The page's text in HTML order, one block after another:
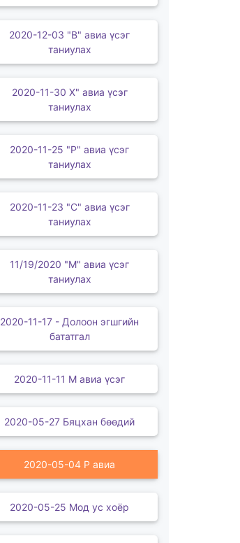
2020-12-03 "В" авиа үсэг
таниулах
2020-11-30 Х" авиа үсэг
таниулах
2020-11-25 "Р" авиа үсэг
таниулах
2020-11-23 "С" авиа үсэг
таниулах
11/19/2020 "М" авиа үсэг
таниулах
2020-11-17 - Долоон эгшгийн
бататгал
2020-11-11 М авиа үсэг
2020-05-27 Бяцхан бөөдий
2020-05-04 Р авиа
2020-05-25 Мод ус хоёр